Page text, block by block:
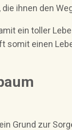
ihnen den
ein toller
somit einen
Grund zur